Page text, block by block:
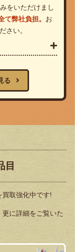
をいただけまし
て弊社負担。 お
さい。
る
目
取強化中です!
に詳細をご覧いた